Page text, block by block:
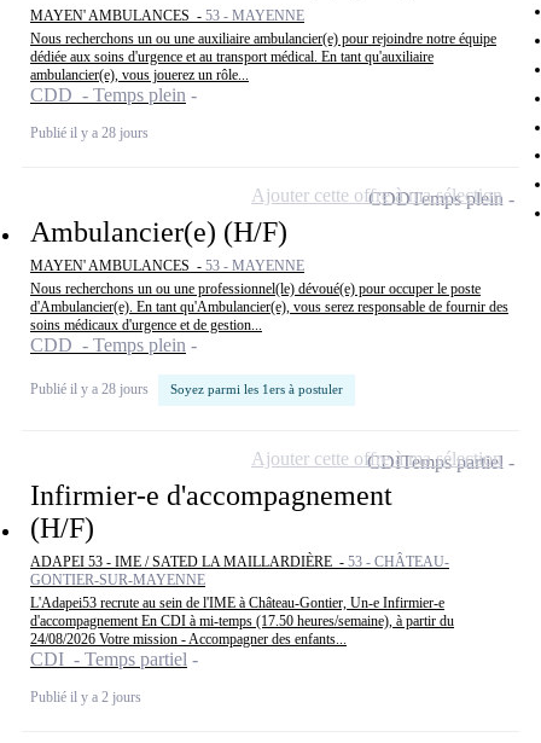
MAYEN' AMBULANCES - 53 - MAYENNE
Nous recherchons un ou une auxiliaire ambulancier(e) pour rejoindre notre équipe
dédiée aux soins d'urgence et au transport médical. En tant qu'auxiliaire
ambulancier(e), vous jouerez un rôle...
CDD - Temps plein
Publié il y a 28 jours
Ambulancier(e) (H/F)
MAYEN' AMBULANCES - 53 - MAYENNE
Nous recherchons un ou une professionnel(le) dévoué(e) pour occuper le poste
d'Ambulancier(e). En tant qu'Ambulancier(e), vous serez responsable de fournir des
soins médicaux d'urgence et de gestion...
CDD - Temps plein
Publié il y a 28 jours Soyez parmi les 1ers à postuler
CDDTemps plein
Ajouter cette offre à ma sélection
Infirmier-e d'accompagnement
(H/F)
ADAPEI 53 - IME / SATED LA MAILLARDIÈRE - 53 - CHÂTEAU-
GONTIER-SUR-MAYENNE
L'Adapei53 recrute au sein de l'IME à Château-Gontier, Un-e Infirmier-e
d'accompagnement En CDI à mi-temps (17.50 heures/semaine), à partir du
24/08/2026 Votre mission - Accompagner des enfants...
CDI - Temps partiel
Publié il y a 2 jours
CDITemps partiel
Ajouter cette offre à ma sélection